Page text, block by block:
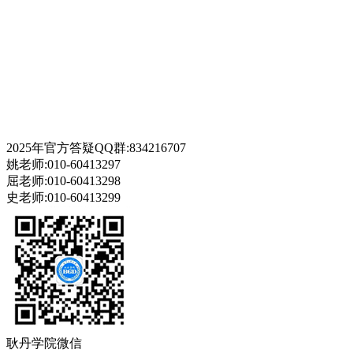
2025年官方答疑QQ群:834216707
姚老师:010-60413297
屈老师:010-60413298
史老师:010-60413299
耿丹学院微信